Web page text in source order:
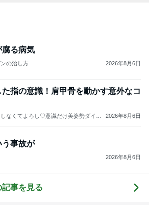
腐る病気
の治し方 2026年8月6日
指の意識！肩甲骨を動かす意外なコ
なくてよろし♡意識だけ美姿勢ダイエ
2026年8月6日
う事故が
2026年8月6日
事を見る